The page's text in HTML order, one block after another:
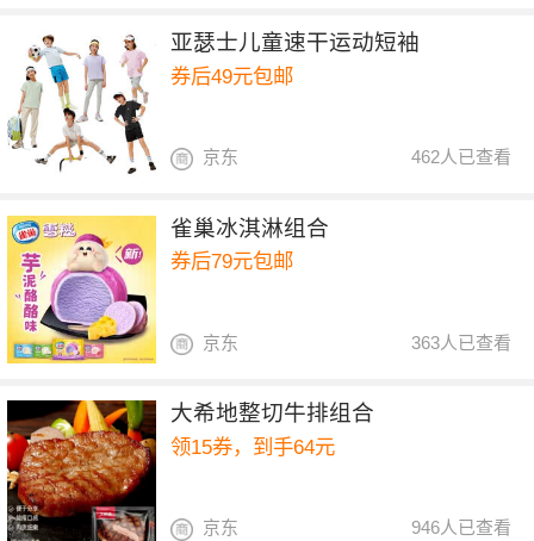
亚瑟士儿童速干运动短袖
券后49元包邮
462人已查看
京东
雀巢冰淇淋组合
券后79元包邮
363人已查看
京东
大希地整切牛排组合
领15券，到手64元
946人已查看
京东